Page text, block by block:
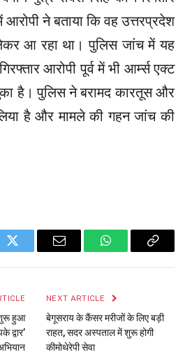
ने बताया कि वह उत्तरप्रदेश
आ रहा था। पुलिस जांच में यह
आरोपी पूर्व में भी आर्म्स एक्ट
है। पुलिस ने बरामद कारतूस और
है और मामले की गहन जांच की
Twitter Email WhatsAppCopy
शुरू हुआ
द्वार’
NEXT ARTICLE
बेगूसराय के कैंसर मरीजों के लिए बड़ी
राहत, सदर अस्पताल में शुरू होगी
कीमोथेरेपी सेवा